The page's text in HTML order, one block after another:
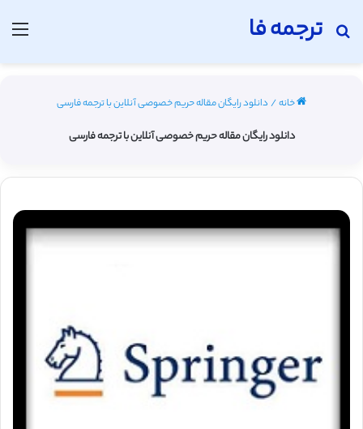
ترجمه فا
جستجو برای
خانه/ دانلود رایگان مقاله حریم خصوصی آنلاین با ترجمه فارسی
دانلود رایگان مقاله حریم خصوصی آنلاین با ترجمه فارسی